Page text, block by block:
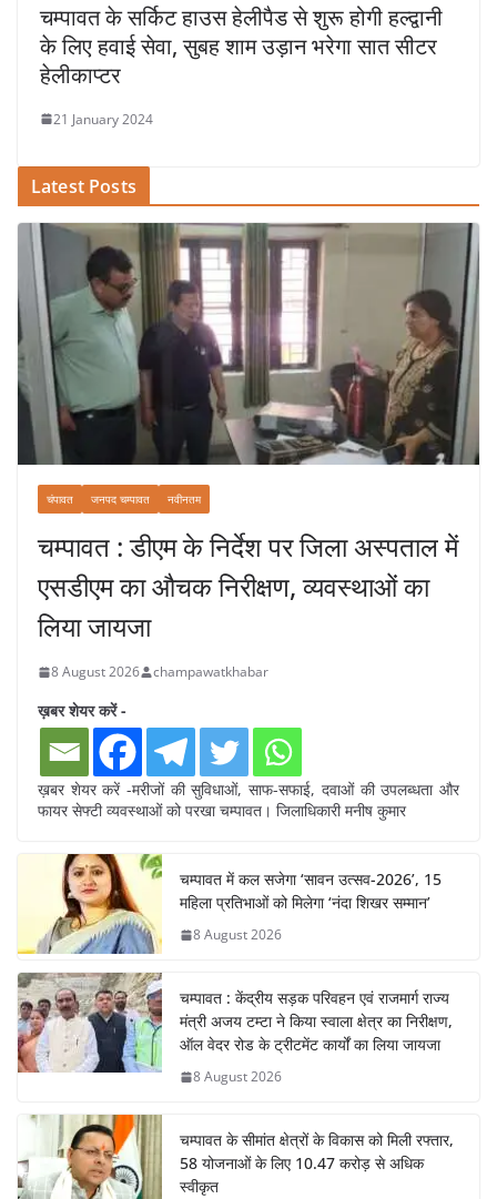
चम्पावत के सर्किट हाउस हेलीपैड से शुरू होगी हल्द्वानी
के लिए हवाई सेवा, सुबह शाम उड़ान भरेगा सात सीटर
हेलीकाप्टर
21 January 2024
Latest Posts
चंपावत जनपद चम्पावत नवीनतम
चम्पावत : डीएम के निर्देश पर जिला अस्पताल में
एसडीएम का औचक निरीक्षण, व्यवस्थाओं का
लिया जायजा
8 August 2026 champawatkhabar
ख़बर शेयर करें -
ख़बर शेयर करें -मरीजों की सुविधाओं, साफ-सफाई, दवाओं की उपलब्धता और
फायर सेफ्टी व्यवस्थाओं को परखा चम्पावत। जिलाधिकारी मनीष कुमार
चम्पावत में कल सजेगा ‘सावन उत्सव-2026’, 15
महिला प्रतिभाओं को मिलेगा ‘नंदा शिखर सम्मान’
8 August 2026
चम्पावत : केंद्रीय सड़क परिवहन एवं राजमार्ग राज्य
मंत्री अजय टम्टा ने किया स्वाला क्षेत्र का निरीक्षण,
ऑल वेदर रोड के ट्रीटमेंट कार्यों का लिया जायजा
8 August 2026
चम्पावत के सीमांत क्षेत्रों के विकास को मिली रफ्तार,
58 योजनाओं के लिए 10.47 करोड़ से अधिक
स्वीकृत